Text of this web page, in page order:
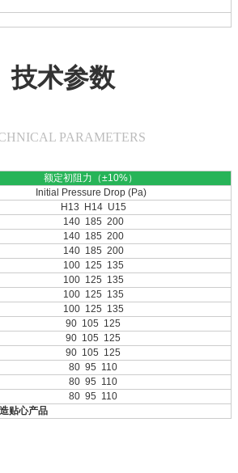
技术参数
PARAMETERS
额定初阻力（±10%）
Initial Pressure Drop (Pa)
H13 H14 U15
140 185 200
140 185 200
140 185 200
100 125 135
100 125 135
100 125 135
100 125 135
90 105 125
90 105 125
90 105 125
80 95 110
80 95 110
80 95 110
贴心产品